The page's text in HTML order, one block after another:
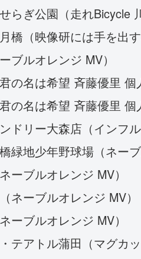
らぎ公園（走れBicycle
橋（映像研には手を出す
ブルオレンジ MV）
の名は希望 斉藤優里 個
の名は希望 斉藤優里 個
ドリー大森店（インフ
緑地少年野球場（ネーブ
ーブルオレンジ MV）
ネーブルオレンジ MV）
ーブルオレンジ MV）
テアトル蒲田（マグカッ